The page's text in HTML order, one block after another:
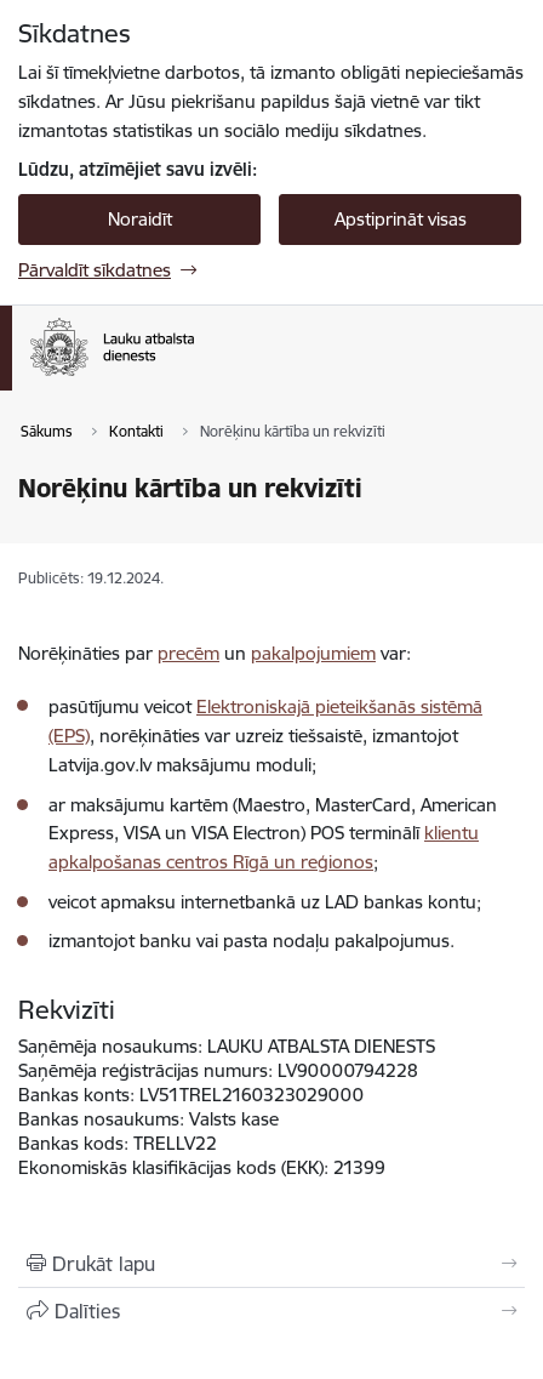
Sīkdatnes
Lai šī tīmekļvietne darbotos, tā izmanto obligāti nepieciešamās
sīkdatnes. Ar Jūsu piekrišanu papildus šajā vietnē var tikt
izmantotas statistikas un sociālo mediju sīkdatnes.
Lūdzu, atzīmējiet savu izvēli:
Noraidīt Apstiprināt visas
Pārvaldīt sīkdatnes
Sākums Kontakti Norēķinu kārtība un rekvizīti
Norēķinu kārtība un rekvizīti
Publicēts: 19.12.2024.
Norēķināties par precēm un pakalpojumiem var:
pasūtījumu veicot Elektroniskajā pieteikšanās sistēmā
(EPS), norēķināties var uzreiz tiešsaistē, izmantojot
Latvija.gov.lv maksājumu moduli;
ar maksājumu kartēm (Maestro, MasterCard, American
Express, VISA un VISA Electron) POS terminālī klientu
apkalpošanas centros Rīgā un reģionos;
veicot apmaksu internetbankā uz LAD bankas kontu;
izmantojot banku vai pasta nodaļu pakalpojumus.
Rekvizīti
Saņēmēja nosaukums: LAUKU ATBALSTA DIENESTS
Saņēmēja reģistrācijas numurs: LV90000794228
Bankas konts: LV51TREL2160323029000
Bankas nosaukums: Valsts kase
Bankas kods: TRELLV22
Ekonomiskās klasifikācijas kods (EKK): 21399
Drukāt lapu
Dalīties